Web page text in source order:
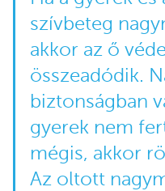
szívbeteg
akkor az ő
összeadódik.
biztonságban
gyerek nem
mégis, akkor
Az oltott